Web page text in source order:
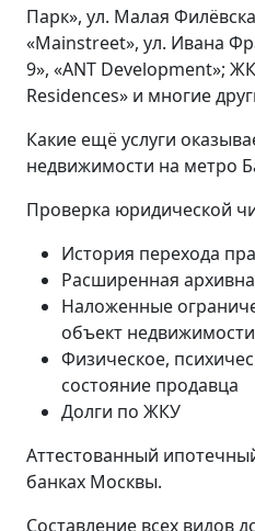
Парк», ул. Малая
«Mainstreet», ул. Ивана
9», «ANT Development»;
Residences» и многие
Какие ещё услуги
недвижимости на метро
Проверка юридической
История перехода
Расширенная
Наложенные
объект недвижимости
Физическое,
состояние продавца
Долги по ЖКУ
Аттестованный
банках Москвы.
Составление всех видов